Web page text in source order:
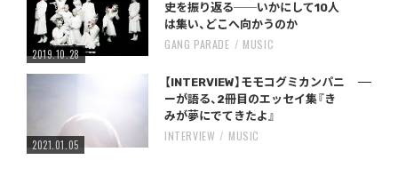
2019.10.28
史を振り返る──いかにして10人
は集い、どこへ向かうのか
GANG PARADE MUSIC
2021.01.05
【INTERVIEW】モモコグミカンパニ
ーが語る、2冊目のエッセイ集『き
みが夢にでてきたよ』
INTERVIEW MUSIC